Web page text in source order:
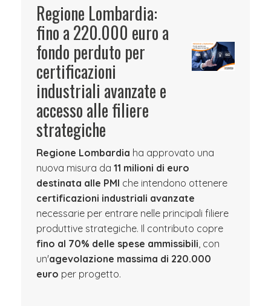
Regione Lombardia:
fino a 220.000 euro a
fondo perduto per
certificazioni
industriali avanzate e
accesso alle filiere
strategiche
Regione Lombardia ha approvato una
nuova misura da 11 milioni di euro
destinata alle PMI che intendono ottenere
certificazioni industriali avanzate
necessarie per entrare nelle principali filiere
produttive strategiche. Il contributo copre
fino al 70% delle spese ammissibili, con
un'agevolazione massima di 220.000
euro per progetto.